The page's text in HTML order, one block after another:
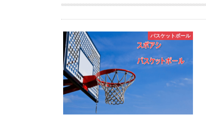
バスケットボール